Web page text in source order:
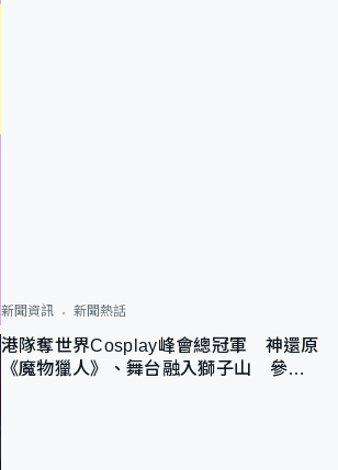
新聞資訊 新聞熱話
港隊奪世界Cosplay峰會總冠軍 神還原
《魔物獵人》、舞台融入獅子山 參賽